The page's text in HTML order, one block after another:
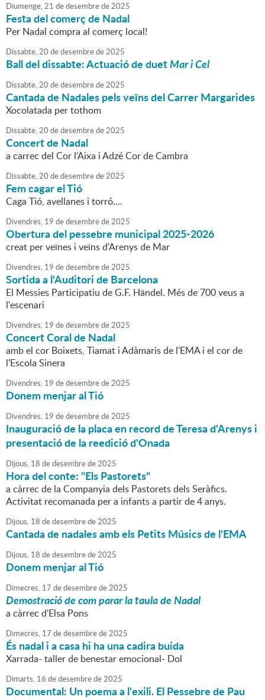
Diumenge,21 dedesembrede2025
Festa del comerç de Nadal
Per Nadal compra al comerç local!
Dissabte,20 dedesembrede2025
Ball del dissabte: Actuació de duetMar i Cel
Dissabte,20 dedesembrede2025
Cantada de Nadales pels veïns del Carrer Margarides
Xocolatada per tothom
Dissabte,20 dedesembrede2025
Concert de Nadal
a carrec del Cor l'Aixa i Adzé Cor de Cambra
Dissabte,20 dedesembrede2025
Fem cagar el Tió
Caga Tió, avellanes i torró....
Divendres, 19 dedesembrede2025
Obertura del pessebre municipal 2025-2026
creat per veïnes i veïns d'Arenys de Mar
Divendres, 19 dedesembrede2025
Sortida a l'Auditori de Barcelona
El Messies Participatiu de G.F. Händel. Més de 700 veus a
l'escenari
Divendres, 19 dedesembrede2025
Concert Coral de Nadal
amb el cor Boixets, Tiamat i Adàmaris de l'EMA i el cor de
l'Escola Sinera
Divendres, 19 dedesembrede2025
Donem menjar al Tió
Divendres, 19 dedesembrede2025
Inauguració de la placa en record de Teresa d'Arenys i
presentació de la reedició d'Onada
Dijous, 18 dedesembrede2025
Hora del conte: "Els Pastorets"
a càrrec de la Companyia dels Pastorets dels Seràfics.
Activitat recomanada per a infants a partir de 4 anys.
Dijous, 18 dedesembrede2025
Cantada de nadales amb els Petits Músics de l'EMA
Dijous, 18 dedesembrede2025
Donem menjar al Tió
Dimecres, 17 dedesembrede2025
Demostració de com parar la taula de Nadal
a càrrec d'Elsa Pons
Dimecres, 17 dedesembrede2025
És nadal i a casa hi ha una cadira buida
Xarrada- taller de benestar emocional- Dol
Dimarts, 16 dedesembrede2025
Documental: Un poema a l'exili. El Pessebre de Pau